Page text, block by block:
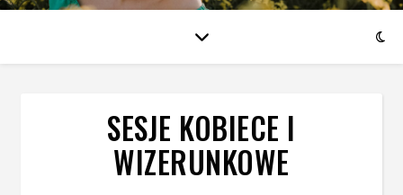
SESJE KOBIECE I
WIZERUNKOWE